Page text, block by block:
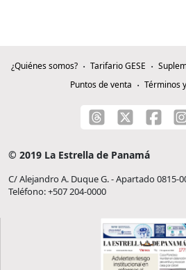
¿Quiénes somos? Tarifario GESE
Puntos de venta
Términos
© 2019 La Estrella de Panamá
C/ Alejandro A. Duque G. - Apartado 0815-
Teléfono: +507 204-0000